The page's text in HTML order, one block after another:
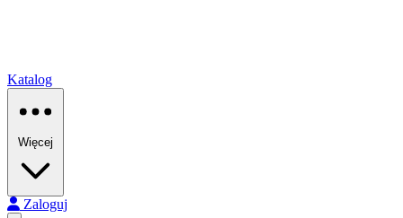
Katalog
Więcej
Zaloguj